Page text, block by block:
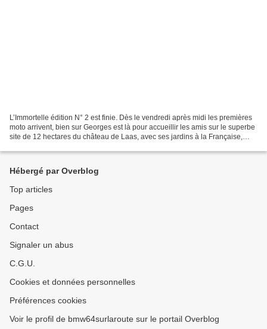
L’Immortelle édition N° 2 est finie. Dès le vendredi après midi les premières
moto arrivent, bien sur Georges est là pour accueillir les amis sur le superbe
site de 12 hectares du château de Laas, avec ses jardins à la Française,
Hébergé par Overblog
Top articles
Pages
Contact
Signaler un abus
C.G.U.
Cookies et données personnelles
Préférences cookies
Voir le profil de bmw64surlaroute sur le portail Overblog